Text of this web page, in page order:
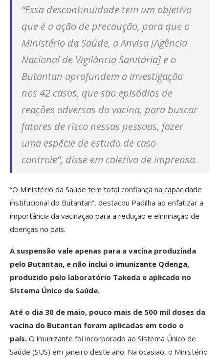
“Essa descontinuidade tem um objetivo
que é a ação de precaução, para que o
Ministério da Saúde, a Anvisa [Agência
Nacional de Vigilância Sanitária] e o
Butantan aprofundem a investigação
nos 42 casos, que são episódios de
reações adversas da vacina, para buscar
fatores de risco nessas pessoas, fazer
uma espécie de estudo de caso-
controle”, disse em coletiva de imprensa.
“O Ministério da Saúde tem total confiança na capacidade
institucional do Butantan”, destacou Padilha ao enfatizar a
importância da vacinação para a redução e eliminação de
doenças no país.
A suspensão vale apenas para a vacina produzinda
pelo Butantan, e não inclui o imunizante Qdenga,
produzido pelo laboratório Takeda e aplicado no
Sistema Único de Saúde.
Até o dia 30 de maio, pouco mais de 500 mil doses da
vacina do Butantan foram aplicadas em todo o
país. O imunizante foi incorporado ao Sistema Único de
Saúde (SUS) em janeiro deste ano. Na ocasião, o Ministério